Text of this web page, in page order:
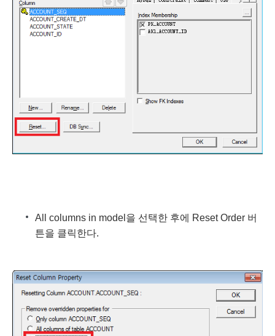
All columns in model을 선택한 후에 Reset Order 버
튼을 클릭한다.